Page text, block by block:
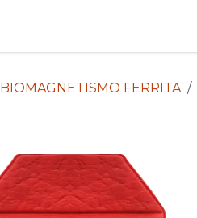
BIOMAGNETISMO FERRITA